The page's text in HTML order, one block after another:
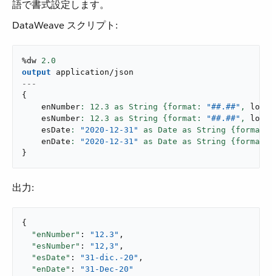
語で書式設定します。
DataWeave スクリプト:
%dw 2.0
output
application/json
---
{
    enNumber
: 12.3 as String {format: "##.##" ,
    esNumber
: 12.3 as String {format: "##.##" ,
    esDate
: "2020-12-31"
as Date as String
    enDate
: "2020-12-31"
as Date as String
}
出力:
{
"enNumber" : "12.3" ,
"esNumber" : "12,3" ,
"esDate" : "31-dic.-20" ,
"enDate" : "31-Dec-20"